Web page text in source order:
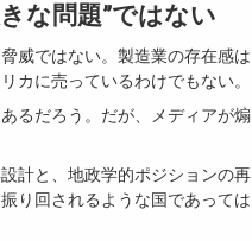
な問題”ではない
威ではない。製造業の存在感は
カに売っているわけでもない。
るだろう。だが、メディアが煽
計と、地政学的ポジションの再
り回されるような国であっては